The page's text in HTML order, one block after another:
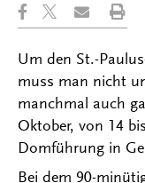
Um den St.-
muss man nicht
manchmal auch
Oktober, von 14
Domführung in
Bei dem 90-